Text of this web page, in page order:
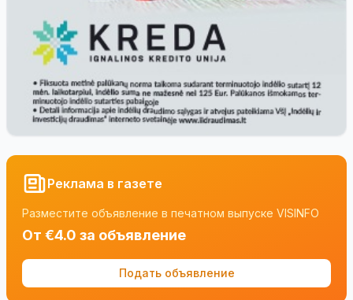
Реклама в газете
Разместите объявление в печатном выпуске VISINFO
От €4.0 за объявление
Подать объявление